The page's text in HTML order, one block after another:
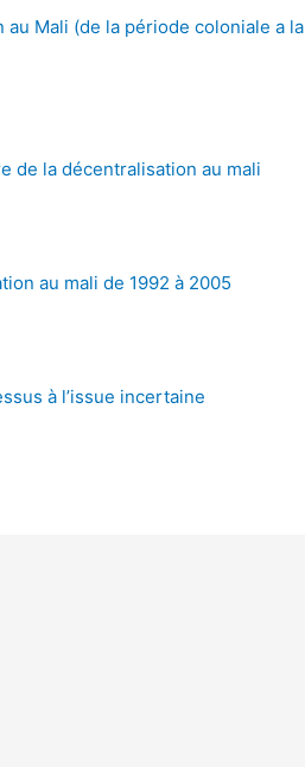
Mali (de la période coloniale a la
de la décentralisation au mali
au mali de 1992 à 2005
à l’issue incertaine